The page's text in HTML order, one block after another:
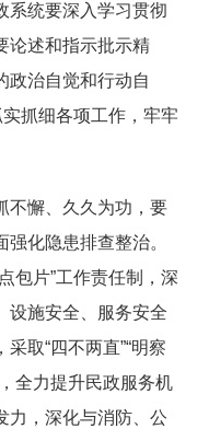
系统要深入学习贯彻
论述和指示批示精
政治自觉和行动自
抓细各项工作，牢牢
不懈、久久为功，要
化隐患排查整治。
包片”工作责任制，深
设施安全、服务安全
取“四不两直”“明察
全力提升民政服务机
力，深化与消防、公